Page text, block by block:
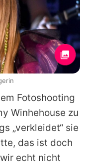
Fotoshooting
Winhehouse zu
„verkleidet“ sie
das ist doch
echt nicht